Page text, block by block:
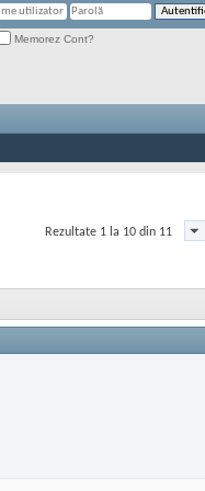
Memorez Cont?
Rezultate 1 la 10 din 11